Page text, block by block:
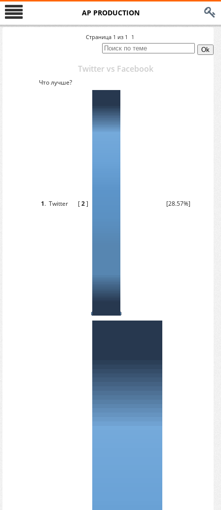
AP PRODUCTION
Страница 1 из 1 1
Twitter vs Facebook
Что лучше?
1. Twitter [2] [28.57%]